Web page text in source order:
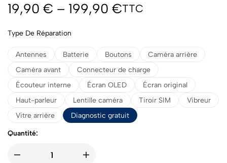
19,90 € – 199,90 €TTC
Type De Réparation
Antennes Batterie Boutons
Caméra arrière
Caméra avant
Connecteur de charge
Écouteur interne
Écran OLED
Écran original
Haut-parleur
Lentille caméra Tiroir SIM
Vibreur
Vitre arrière
Diagnostic gratuit
Quantité: